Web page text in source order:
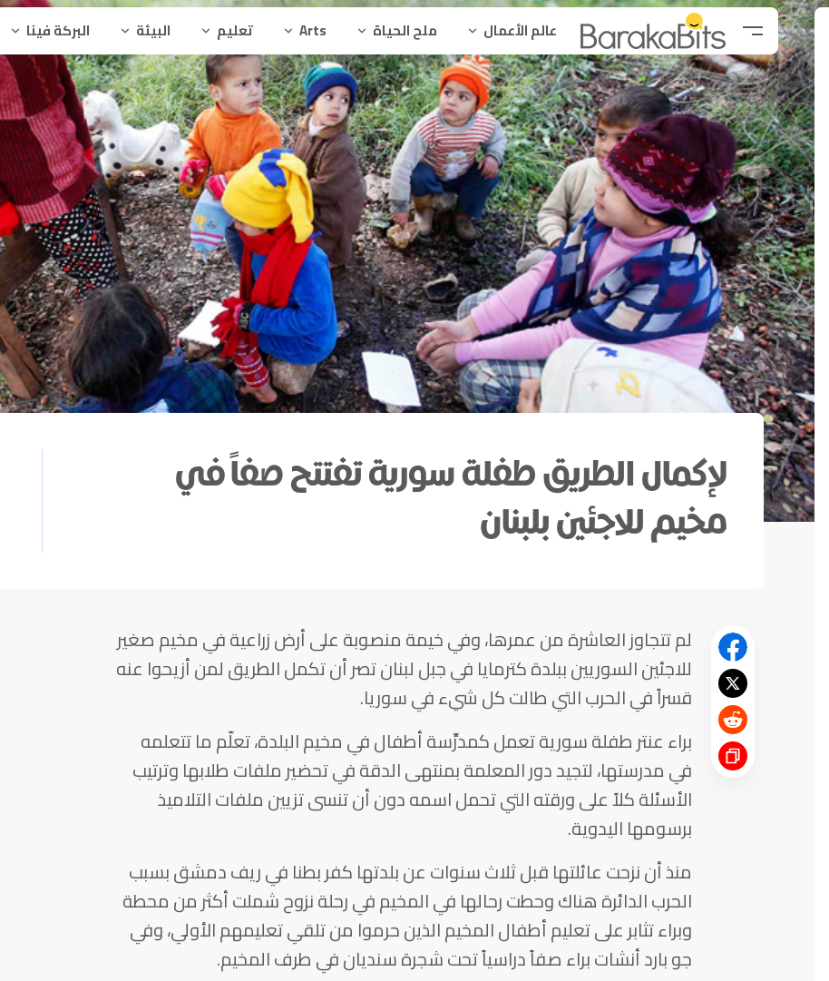
عالم الأعمال ملح الحياة Arts تعليم البيئة البركة فينا
لإكمال الطريق طفلة سورية تفتتح صفاً في
مخيم للاجئين بلبنان
لم تتجاوز العاشرة من عمرها، وفي خيمة منصوبة على أرض زراعية في مخيم صغير
للاجئين السوريين ببلدة كترمايا في جبل لبنان تصر أن تكمل الطريق لمن أزيحوا عنه
قسراً في الحرب التي طالت كل شيء في سوريا.
براء عنتر طفلة سورية تعمل كمدرِّسة أطفال في مخيم البلدة، تعلّم ما تتعلمه
في مدرستها، لتجيد دور المعلمة بمنتهى الدقة في تحضير ملفات طلابها وترتيب
الأسئلة كلاً على ورقته التي تحمل اسمه دون أن تنسى تزيين ملفات التلاميذ
برسومها اليدوية.
منذ أن نزحت عائلتها قبل ثلاث سنوات عن بلدتها كفر بطنا في ريف دمشق بسبب
الحرب الدائرة هناك وحطت رحالها في المخيم في رحلة نزوح شملت أكثر من محطة
وبراء تثابر على تعليم أطفال المخيم الذين حرموا من تلقي تعليمهم الأولي، وفي
جو بارد أنشات براء صفاً دراسياً تحت شجرة سنديان في طرف المخيم.